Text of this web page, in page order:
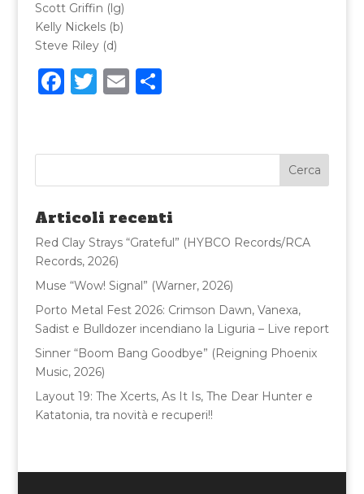
Scott Griffin (lg)
Kelly Nickels (b)
Steve Riley (d)
F
e
b
o
o
k
T
te
r
E
l
C
di
vi
di
Articoli recenti
Red Clay Strays “Grateful” (HYBCO Records/RCA
Records, 2026)
Muse “Wow! Signal” (Warner, 2026)
Porto Metal Fest 2026: Crimson Dawn, Vanexa,
Sadist e Bulldozer incendiano la Liguria – Live report
Sinner “Boom Bang Goodbye” (Reigning Phoenix
Music, 2026)
Layout 19: The Xcerts, As It Is, The Dear Hunter e
Katatonia, tra novità e recuperi!!